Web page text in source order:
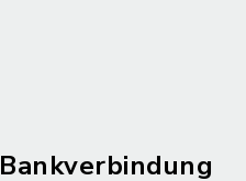
Bankverbindung